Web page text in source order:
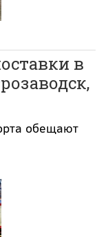
в
обещают